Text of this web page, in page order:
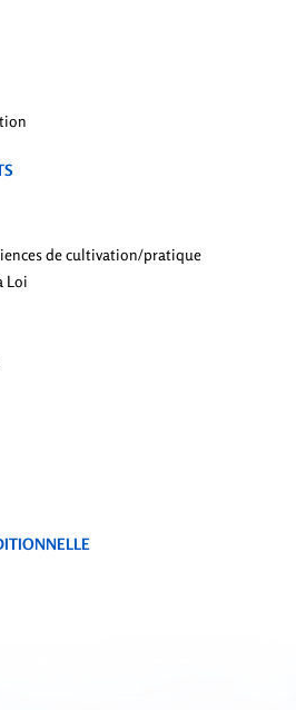
de cultivation/pratique
Loi